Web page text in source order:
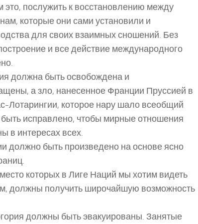
это, послужить к восстановлению между
которые они сами установили и
для своих взаимных сношений. Без
и все действие международного
должна быть освобождена и
а зло, нанесенное Франции Пруссией в
Лотарингии, которое нару шало всеобщий
исправлено, чтобы мирные отношения
в интересах всех.
должно быть произведено на основе ясно
которых в Лиге Наций мы хотим видеть
должны получить широчайшую возможность
должны быть эвакуированы. Занятые